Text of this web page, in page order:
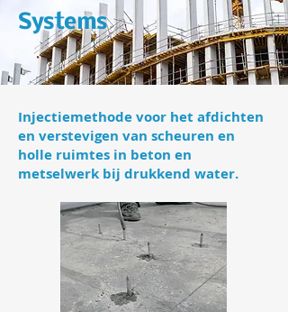
Systems
Injectiemethode voor het afdichten
en verstevigen van scheuren en
holle ruimtes in beton en
metselwerk bij drukkend water.